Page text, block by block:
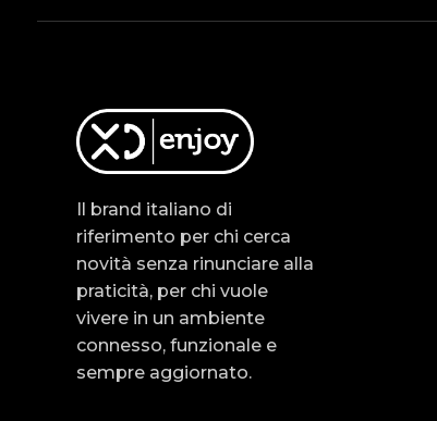
Il brand italiano di
riferimento per chi cerca
novità senza rinunciare alla
praticità, per chi vuole
vivere in un ambiente
connesso, funzionale e
sempre aggiornato.